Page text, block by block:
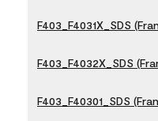
F403_F4031X_SDS
F403_F4032X_SDS
F403_F40301_SDS